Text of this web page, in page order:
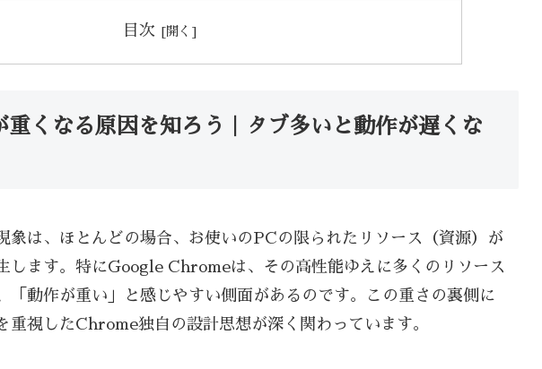
目次
くなる原因を知ろう｜タブ多いと動作が遅くな
象は、ほとんどの場合、お使いのPCの限られたリソース（資源）が
します。特にGoogle Chromeは、その高性能ゆえに多くのリソース
「動作が重い」と感じやすい側面があるのです。この重さの裏側に
重視したChrome独自の設計思想が深く関わっています。